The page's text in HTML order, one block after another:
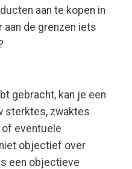
aan te kopen in
aan de grenzen iets
gebracht, kan je een
sterktes, zwaktes
eventuele
objectief over
een objectieve